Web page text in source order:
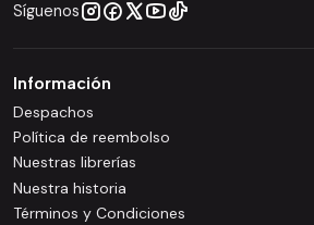
Síguenos
Información
Despachos
Política de reembolso
Nuestras librerías
Nuestra historia
Términos y Condiciones